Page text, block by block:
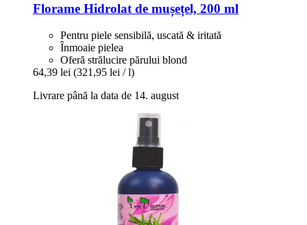
Florame Hidrolat de mușețel, 200 ml
Pentru piele sensibilă, uscată & iritată
Înmoaie pielea
Oferă strălucire părului blond
64,39 lei (321,95 lei / l)
Livrare până la data de 14. august